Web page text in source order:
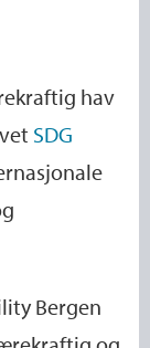
hav
SDG
Bergen